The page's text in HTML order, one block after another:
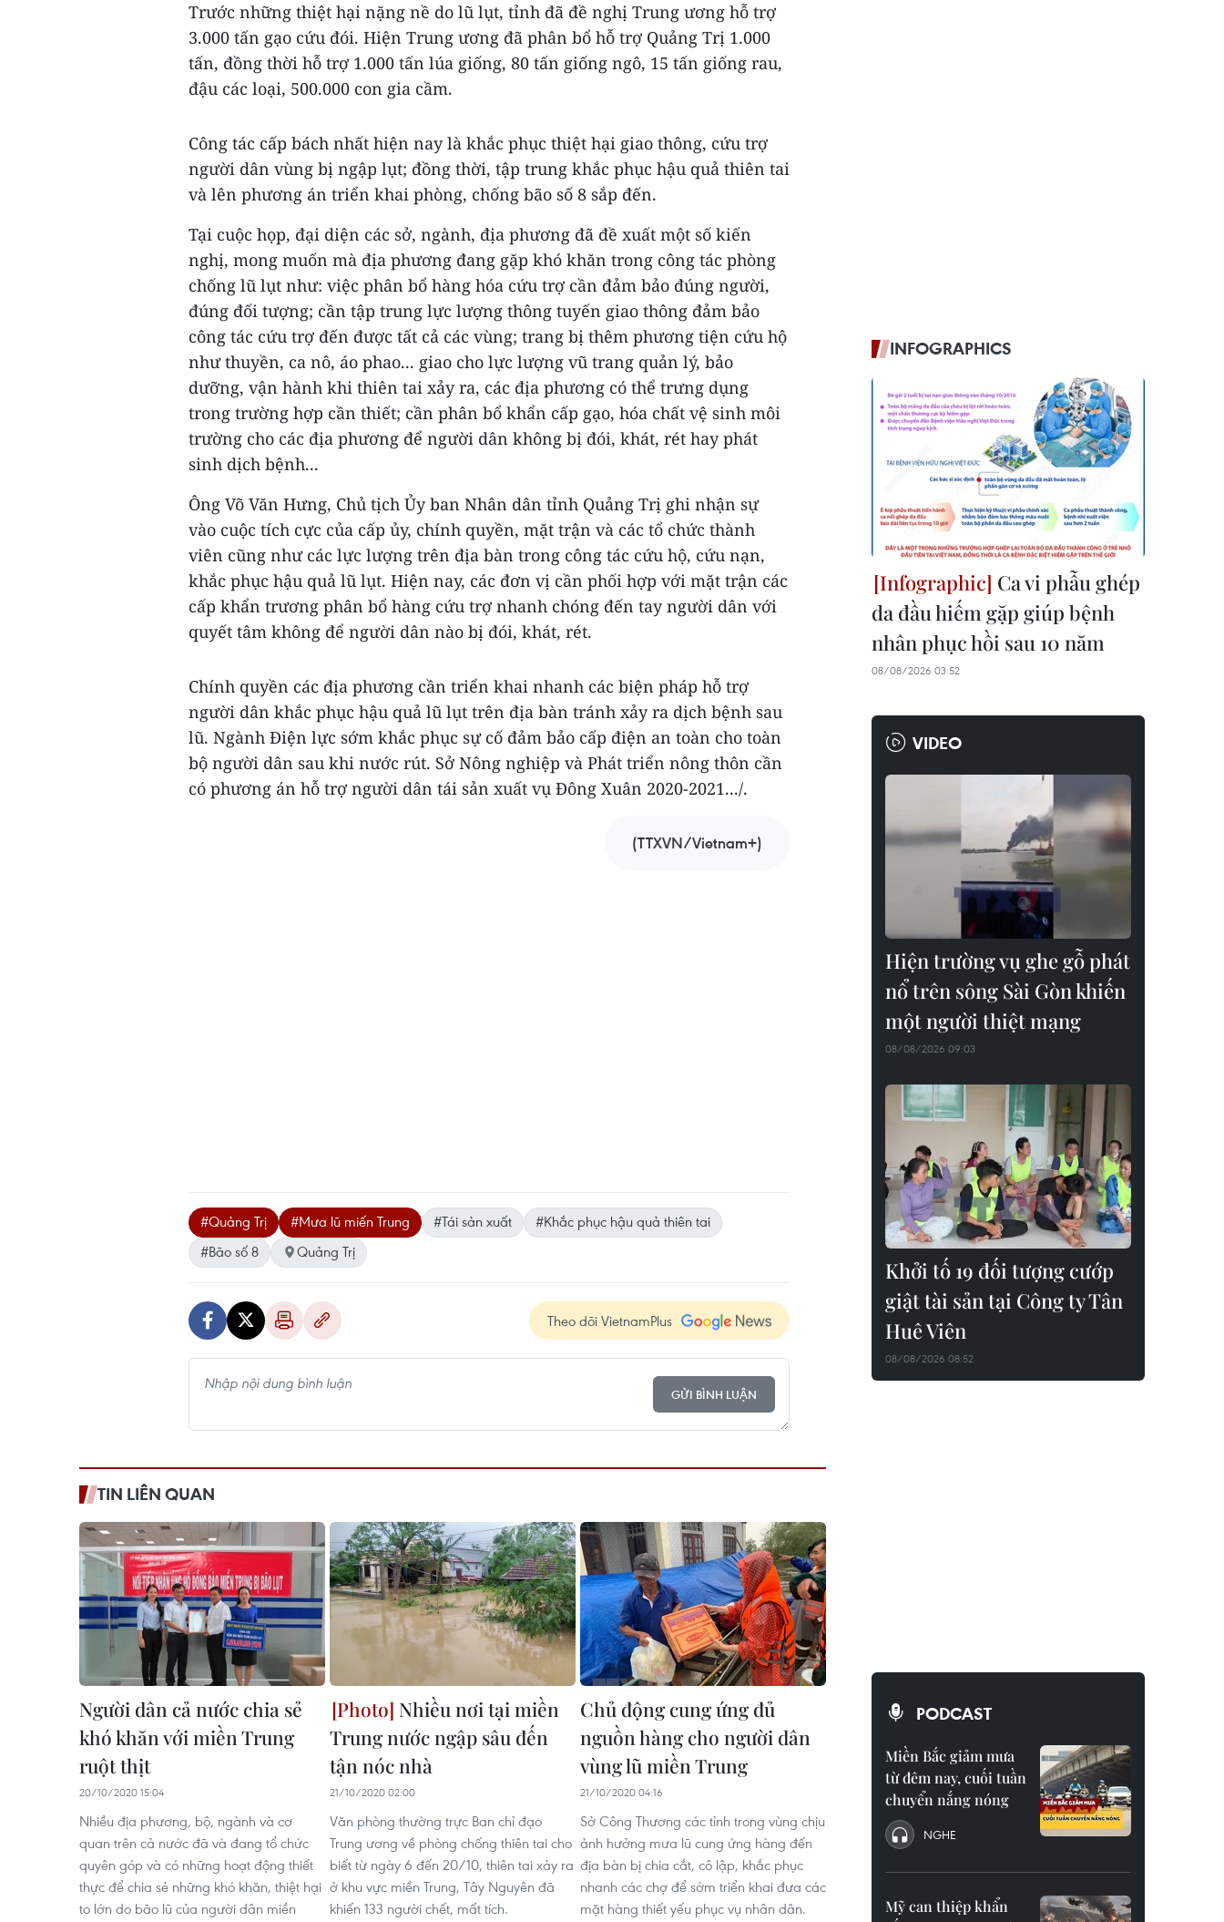
Trước những thiệt hại nặng nề do lũ lụt, tỉnh đã đề nghị Trung ương hỗ trợ
3.000 tấn gạo cứu đói. Hiện Trung ương đã phân bổ hỗ trợ Quảng Trị 1.000
tấn, đồng thời hỗ trợ 1.000 tấn lúa giống, 80 tấn giống ngô, 15 tấn giống rau,
đậu các loại, 500.000 con gia cầm.
Công tác cấp bách nhất hiện nay là khắc phục thiệt hại giao thông, cứu trợ
người dân vùng bị ngập lụt; đồng thời, tập trung khắc phục hậu quả thiên tai
và lên phương án triển khai phòng, chống bão số 8 sắp đến.
Tại cuộc họp, đại diện các sở, ngành, địa phương đã đề xuất một số kiến
nghị, mong muốn mà địa phương đang gặp khó khăn trong công tác phòng
chống lũ lụt như: việc phân bổ hàng hóa cứu trợ cần đảm bảo đúng người,
đúng đối tượng; cần tập trung lực lượng thông tuyến giao thông đảm bảo
công tác cứu trợ đến được tất cả các vùng; trang bị thêm phương tiện cứu hộ
như thuyền, ca nô, áo phao... giao cho lực lượng vũ trang quản lý, bảo
dưỡng, vận hành khi thiên tai xảy ra, các địa phương có thể trưng dụng
trong trường hợp cần thiết; cần phân bổ khẩn cấp gạo, hóa chất vệ sinh môi
trường cho các địa phương để người dân không bị đói, khát, rét hay phát
sinh dịch bệnh...
Ông Võ Văn Hưng, Chủ tịch Ủy ban Nhân dân tỉnh Quảng Trị ghi nhận sự
vào cuộc tích cực của cấp ủy, chính quyền, mặt trận và các tổ chức thành
viên cũng như các lực lượng trên địa bàn trong công tác cứu hộ, cứu nạn,
khắc phục hậu quả lũ lụt. Hiện nay, các đơn vị cần phối hợp với mặt trận các
cấp khẩn trương phân bổ hàng cứu trợ nhanh chóng đến tay người dân với
quyết tâm không để người dân nào bị đói, khát, rét.
Chính quyền các địa phương cần triển khai nhanh các biện pháp hỗ trợ
người dân khắc phục hậu quả lũ lụt trên địa bàn tránh xảy ra dịch bệnh sau
lũ. Ngành Điện lực sớm khắc phục sự cố đảm bảo cấp điện an toàn cho toàn
bộ người dân sau khi nước rút. Sở Nông nghiệp và Phát triển nông thôn cần
có phương án hỗ trợ người dân tái sản xuất vụ Đông Xuân 2020-2021.../.
(TTXVN/Vietnam+)
#Quảng Trị #Mưa lũ miến Trung #Tái sản xuất
#Khắc phục hậu quả thiên tai
#Bão số 8
Quảng Trị
Theo dõi VietnamPlus
GỬI BÌNH LUẬN
TIN LIÊN QUAN
Người dân cả nước chia sẻ
khó khăn với miền Trung
ruột thịt
20/10/2020 15:04
Nhiều địa phương, bộ, ngành và cơ
quan trên cả nước đã và đang tổ chức
quyên góp và có những hoạt động thiết
thực để chia sẻ những khó khăn, thiệt hại
to lớn do bão lũ của người dân miền
Nhiều nơi tại miền
Trung nước ngập sâu đến
tận nóc nhà
21/10/2020 02:00
Văn phòng thường trực Ban chỉ đạo
Trung ương về phòng chống thiên tai cho
biết từ ngày 6 đến 20/10, thiên tai xảy ra
ở khu vực miền Trung, Tây Nguyên đã
khiến 133 người chết, mất tích.
Chủ động cung ứng đủ
nguồn hàng cho người dân
vùng lũ miền Trung
21/10/2020 04:16
Sở Công Thương các tỉnh trong vùng chịu
ảnh hưởng mưa lũ cung ứng hàng đến
địa bàn bị chia cắt, cô lập, khắc phục
nhanh các chợ để sớm triển khai đưa các
mặt hàng thiết yếu phục vụ nhân dân.
INFOGRAPHICS
Ca vi phẫu ghép
da đầu hiếm gặp giúp bệnh
nhân phục hồi sau 10 năm
08/08/2026 03:52
VIDEO
Hiện trường vụ ghe gỗ phát
nổ trên sông Sài Gòn khiến
một người thiệt mạng
08/08/2026 09:03
Khởi tố 19 đối tượng cướp
giật tài sản tại Công ty Tân
Huê Viên
08/08/2026 08:52
PODCAST
Miền Bắc giảm mưa
từ đêm nay, cuối tuần
chuyển nắng nóng
NGHE
Mỹ can thiệp khẩn